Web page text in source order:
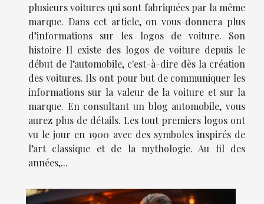
plusieurs voitures qui sont fabriquées par la même
marque. Dans cet article, on vous donnera plus
d’informations sur les logos de voiture. Son
histoire Il existe des logos de voiture depuis le
début de l’automobile, c'est-à-dire dès la création
des voitures. Ils ont pour but de communiquer les
informations sur la valeur de la voiture et sur la
marque. En consultant un blog automobile, vous
aurez plus de détails. Les tout premiers logos ont
vu le jour en 1900 avec des symboles inspirés de
l’art classique et de la mythologie. Au fil des
années,...